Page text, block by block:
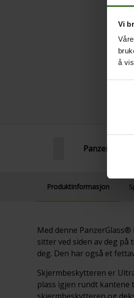
Vi
å
PanzerGlass
Produktinformasjon
Med denne
sitter ved siden av deg
deg. Den har også et
Skjermbeskytteren er
plass igjen rundt kantene
skjermbeskytteren og